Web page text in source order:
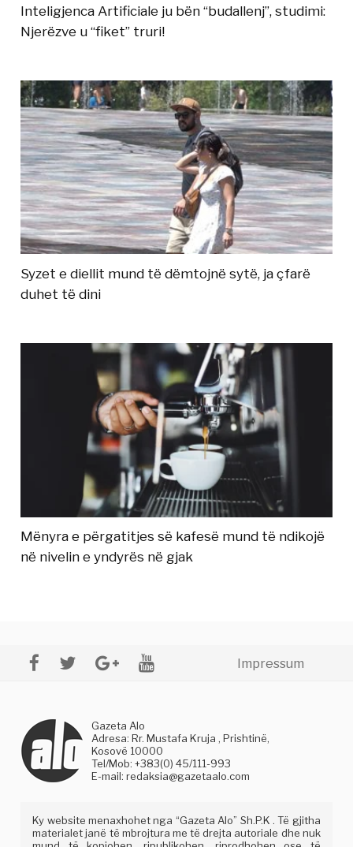
Inteligjenca Artificiale ju bën “budallenj”, studimi:
Njerëzve u “fiket” truri!
Syzet e diellit mund të dëmtojnë sytë, ja çfarë
duhet të dini
Mënyra e përgatitjes së kafesë mund të ndikojë
në nivelin e yndyrës në gjak
Impressum
Gazeta Alo
Adresa: Rr. Mustafa Kruja , Prishtinë,
Kosovë 10000
Tel/Mob: +383(0) 45/111-993
E-mail:redaksia@gazetaalo.com
Ky website menaxhohet nga “Gazeta Alo” Sh.P.K . Të gjitha
materialet janë të mbrojtura me të drejta autoriale dhe nuk